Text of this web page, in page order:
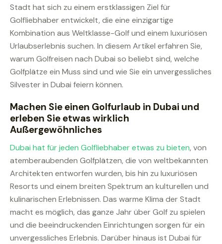
Stadt hat sich zu einem erstklassigen Ziel für
Golfliebhaber entwickelt, die eine einzigartige
Kombination aus Weltklasse-Golf und einem luxuriösen
Urlaubserlebnis suchen. In diesem Artikel erfahren Sie,
warum Golfreisen nach Dubai so beliebt sind, welche
Golfplätze ein Muss sind und wie Sie ein unvergessliches
Silvester in Dubai feiern können.
Machen Sie einen Golfurlaub in Dubai und
erleben Sie etwas wirklich
Außergewöhnliches
Dubai hat für jeden Golfliebhaber etwas zu bieten, von
atemberaubenden Golfplätzen, die von weltbekannten
Architekten entworfen wurden, bis hin zu luxuriösen
Resorts und einem breiten Spektrum an kulturellen und
kulinarischen Erlebnissen. Das warme Klima der Stadt
macht es möglich, das ganze Jahr über Golf zu spielen
und die beeindruckenden Einrichtungen sorgen für ein
unvergessliches Erlebnis. Darüber hinaus ist Dubai für